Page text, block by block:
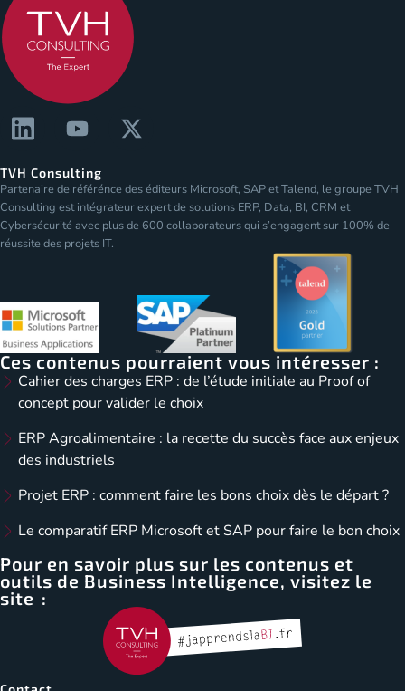
TVH Consulting
Partenaire de référénce des éditeurs Microsoft, SAP et Talend, le groupe TVH
Consulting est intégrateur expert de solutions ERP, Data, BI, CRM et
Cybersécurité avec plus de 600 collaborateurs qui s’engagent sur 100% de
réussite des projets IT.
Ces contenus pourraient vous intéresser :
Cahier des charges ERP : de l’étude initiale au Proof of
concept pour valider le choix
ERP Agroalimentaire : la recette du succès face aux enjeux
des industriels
Projet ERP : comment faire les bons choix dès le départ ?
Le comparatif ERP Microsoft et SAP pour faire le bon choix
Pour en savoir plus sur les contenus et
outils de Business Intelligence, visitez le
site :